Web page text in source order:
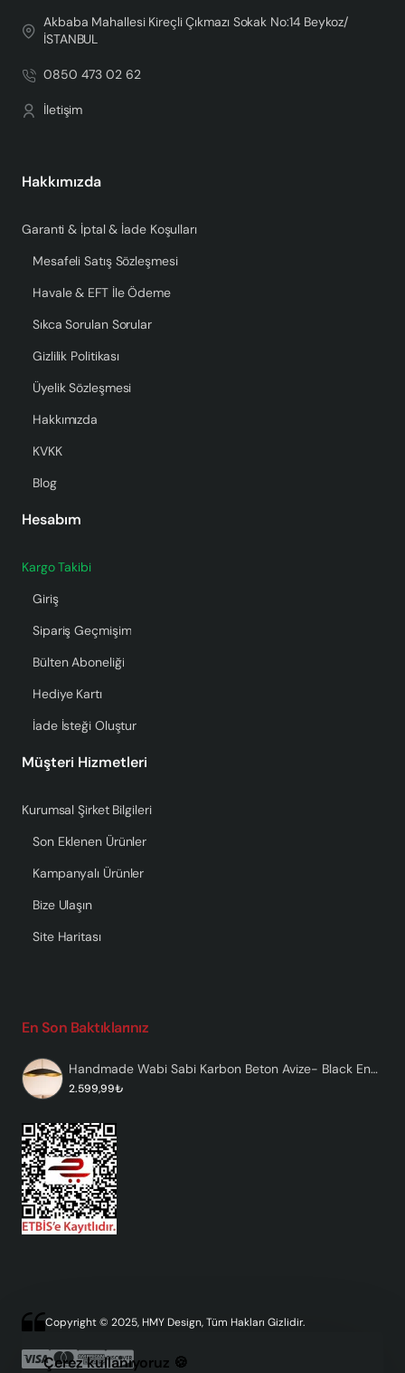
Çerez kullanıyoruz 🍪
Akbaba Mahallesi Kireçli Çıkmazı Sokak No:14 Beykoz/
İSTANBUL
0850 473 02 62
İletişim
Hakkımızda
Garanti & İptal & İade Koşulları
Mesafeli Satış Sözleşmesi
Havale & EFT İle Ödeme
Sıkca Sorulan Sorular
Gizlilik Politikası
Üyelik Sözleşmesi
Hakkımızda
KVKK
Blog
Hesabım
Kargo Takibi
Giriş
Sipariş Geçmişim
Bülten Aboneliği
Hediye Kartı
İade İsteği Oluştur
Müşteri Hizmetleri
Kurumsal Şirket Bilgileri
Son Eklenen Ürünler
Kampanyalı Ürünler
Bize Ulaşın
Site Haritası
En Son Baktıklarınız
Handmade Wabi Sabi Karbon Beton Avize- Black Enfal
2.599,99₺
Copyright © 2025, HMY Design, Tüm Hakları Gizlidir.